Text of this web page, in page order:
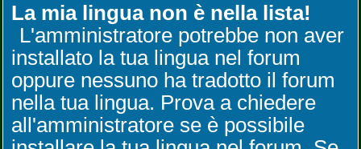
La mia lingua non è nella lista!
L'amministratore potrebbe non aver
installato la tua lingua nel forum
oppure nessuno ha tradotto il forum
nella tua lingua. Prova a chiedere
all'amministratore se è possibile